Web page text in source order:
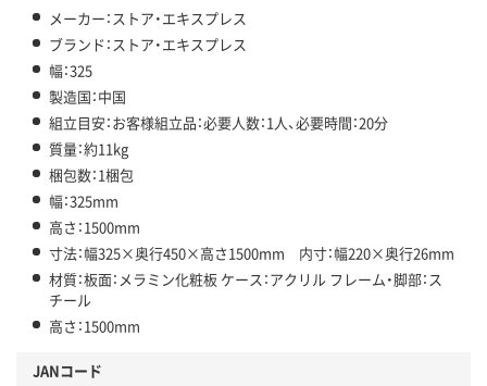
メーカー：ストア・エキスプレス
ブランド：ストア・エキスプレス
幅：325
製造国：中国
組立目安：お客様組立品：必要人数：1人、必要時間：20分
質量：約11kg
梱包数：1梱包
幅：325mm
高さ：1500mm
寸法：幅325×奥行450×高さ1500mm 内寸：幅220×奥行26mm
材質：板面：メラミン化粧板 ケース：アクリル フレーム・脚部：ス
チール
高さ：1500mm
JANコード